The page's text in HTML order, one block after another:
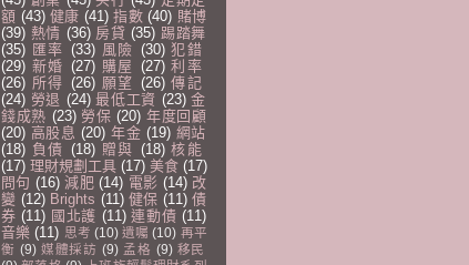
額 (43) 健康 (41) 指數 (40) 賭博
(39) 熱情 (36) 房貸 (35) 踢踏舞
(35) 匯率 (33) 風險 (30) 犯錯
(29) 新婚 (27) 購屋 (27) 利率
(26) 所得 (26) 願望 (26) 傳記
(24) 勞退 (24) 最低工資 (23) 金
錢成熟 (23) 勞保 (20) 年度回顧
(20) 高股息 (20) 年金 (19) 網站
(18) 負債 (18) 贈與 (18) 核能
(17) 理財規劃工具 (17) 美食 (17)
問句 (16) 減肥 (14) 電影 (14) 改
變 (12) Brights (11) 健保 (11) 債
券 (11) 國北護 (11) 連動債 (11)
音樂 (11) 思考 (10) 遺囑 (10) 再平
衡 (9) 媒體採訪 (9) 孟格 (9) 移民